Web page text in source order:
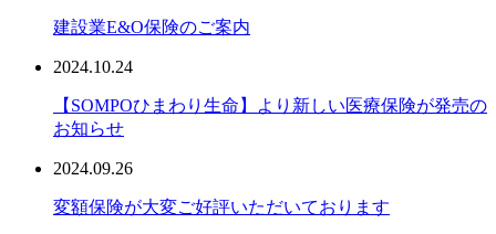
建設業E&O保険のご案内
2024.10.24
【SOMPOひまわり生命】より新しい医療保険が発売の
お知らせ
2024.09.26
変額保険が大変ご好評いただいております